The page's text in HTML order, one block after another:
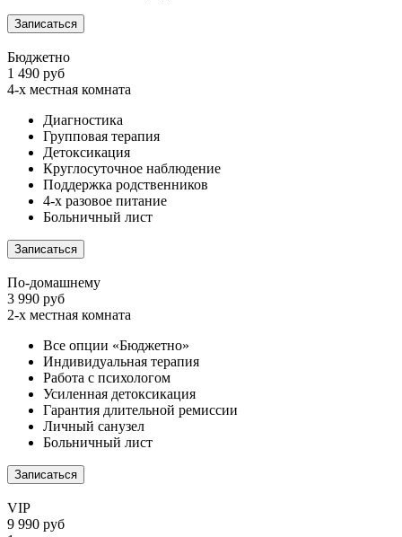
Записаться
Бюджетно
1 490 руб
4-х местная комната
Диагностика
Групповая терапия
Детоксикация
Круглосуточное наблюдение
Поддержка родственников
4-х разовое питание
Больничный лист
Записаться
По-домашнему
3 990 руб
2-х местная комната
Все опции «Бюджетно»
Индивидуальная терапия
Работа с психологом
Усиленная детоксикация
Гарантия длительной ремиссии
Личный санузел
Больничный лист
Записаться
VIP
9 990 руб